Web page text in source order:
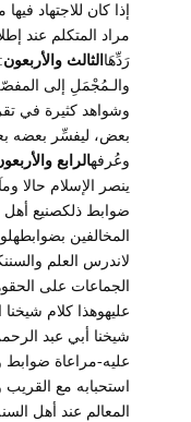
إذا كان للاجتهاد
مراد المتكلم عند
رَدِّهَا الثالث والأربعون
والـمُجْمَلِ إلى
وشواهد كثيرة في
بعض، ليفسِّر بعضه
وعُرفهالرابع
ينصر الإسلام حالا
ضوابط ذلكصنيع أهل
المخالفين
لاندرس العلم
الجماعات على
عليهوهذا كلام
شيخنا أبي عبد
عليه-مراعاة ضوابط
استحبابه مع القريب
المعالم عند أهل